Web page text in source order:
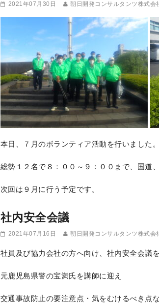
2021年07月30日 朝日開発コンサルタンツ株式会
本日、７月のボランティア活動を行いました。
総勢１２名で８：００～９：００まで、国道
次回は９月に行う予定です。
社内安全会議
2021年07月16日 朝日開発コンサルタンツ株式会
社員及び協力会社の方へ向け、社内安全会議
元鹿児島県警の宝満氏を講師に迎え
交通事故防止の要注意点・気をむけるべき点